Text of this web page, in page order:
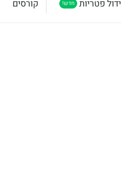
פטריות חדש! קורסים